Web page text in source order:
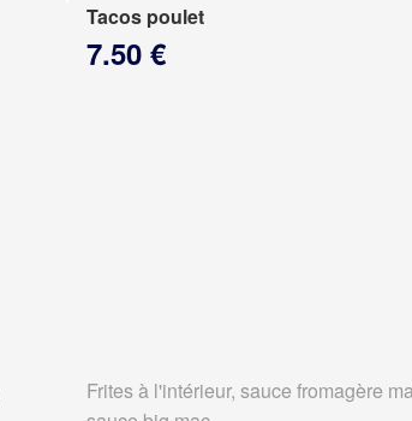
Tacos poulet
7.50 €
Frites à l'intérieur, sauce fromagère